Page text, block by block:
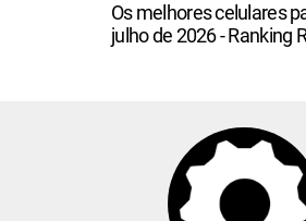
Os melhores celulares
julho de 2026 - Ranking